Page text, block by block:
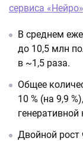
сервиса «Нейро»
В среднем
до 10,5 млн
в ~1,5 раза.
Общее
10 % (на 9,9
Двойной рост